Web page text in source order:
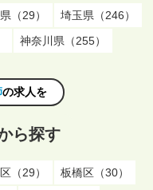
（29）
埼玉県（246）
神奈川県（255）
の求人を
ら探す
（29）
板橋区（30）